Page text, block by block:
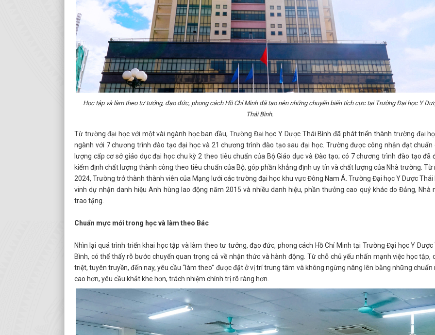
Học tập và làm theo tư tưởng, đạo đức, phong cách Hồ Chí Minh đã tạo nên những chuyển biến tích cực tại Trường Đại học Y
Thái Bình.
Từ trường đại học với một vài ngành học ban đầu, Trường Đại học Y Dược Thái Bình đã phát triển thành trường đại
ngành với 7 chương trình đào tạo đại học và 21 chương trình đào tạo sau đại học. Trường được công nhận đạt chuẩn
lượng cấp cơ sở giáo dục đại học chu kỳ 2 theo tiêu chuẩn của Bộ Giáo dục và Đào tạo; có 7 chương trình đào tạo đã
kiểm định chất lượng thành công theo tiêu chuẩn của Bộ, góp phần khẳng định uy tín và chất lượng của Nhà trường. Từ
2024, Trường trở thành thành viên của Mạng lưới các trường đại học khu vực Đông Nam Á. Trường Đại học Y Dược Thái
vinh dự nhận danh hiệu Anh hùng lao động năm 2015 và nhiều danh hiệu, phần thưởng cao quý khác do Đảng, Nhà
trao tặng.
Chuẩn mực mới trong học và làm theo Bác
Nhìn lại quá trình triển khai học tập và làm theo tư tưởng, đạo đức, phong cách Hồ Chí Minh tại Trường Đại học Y Dược
Bình, có thể thấy rõ bước chuyển quan trọng cả về nhận thức và hành động. Từ chỗ chủ yếu nhấn mạnh việc học tập,
triệt, tuyên truyền, đến nay, yêu cầu “làm theo” được đặt ở vị trí trung tâm và không ngừng nâng lên bằng những chuẩn
cao hơn, yêu cầu khắt khe hơn, trách nhiệm chính trị rõ ràng hơn.